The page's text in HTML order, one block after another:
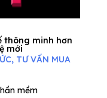
thông minh hơn
mới
, TƯ VẤN MUA
mềm